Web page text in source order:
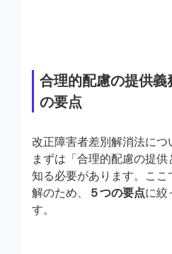
合理的配慮の提供義
の要点
改正障害者差別解消法につ
まずは「合理的配慮の提供
知る必要があります。ここ
解のため、
５つの要点に絞
す。